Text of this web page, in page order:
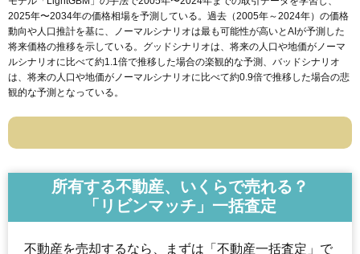
2025年〜2034年の価格相場を予測している。過去（2005年～2024年）の価格
動向や人口推計を基に、ノーマルシナリオは最も可能性が高いとAIが予測した
将来価格の推移を示している。グッドシナリオは、将来の人口や地価がノーマ
ルシナリオに比べて約1.1倍で推移した場合の楽観的な予測、バッドシナリオ
は、将来の人口や地価がノーマルシナリオに比べて約0.9倍で推移した場合の悲
観的な予測となっている。
所有する不動産、いくらで売れる？
「リビンマッチ」一括査定
不動産を売却するなら、まずは「不動産一括査定」で